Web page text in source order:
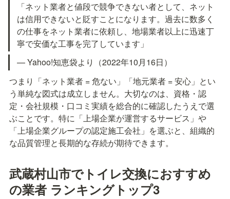
「ネット業者と値段で競争できない者として、ネット
は信用できないと貶すことになります。過去に数多く
の仕事をネット業者に依頼し、地場業者以上に迅速丁
寧で安価な工事を完了しています」
— Yahoo!知恵袋より（2022年10月16日）
つまり「ネット業者 = 危ない」「地元業者 = 安心」とい
う単純な図式は成立しません。大切なのは、資格・認
定・会社規模・口コミ実績を総合的に確認したうえで選
ぶことです。特に「上場企業が運営するサービス」や
「上場企業グループの認定施工会社」を選ぶと、組織的
な品質管理と長期的な存続が期待できます。
武蔵村山市でトイレ交換におすすめ
の業者 ランキングトップ3